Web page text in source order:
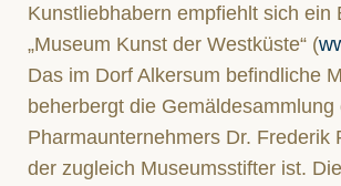
Kunstliebhabern empfiehlt sich ein
„Museum Kunst der Westküste“ (
Das im Dorf Alkersum befindliche
beherbergt die Gemäldesammlung
Pharmaunternehmers Dr. Frederik
der zugleich Museumsstifter ist.